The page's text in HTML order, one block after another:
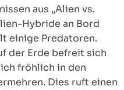
aus „Alien vs.
Hybride an Bord
einige Predatoren.
der Erde befreit sich
fröhlich in den
Dies ruft einen